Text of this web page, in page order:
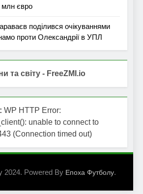
млн євро
поділився очікуваннями
проти Олександрії в УПЛ
та світу - FreeZMI.io
WP HTTP Error:
unable to connect to
(Connection timed out)
2024. Powered By Епоха Футболу.